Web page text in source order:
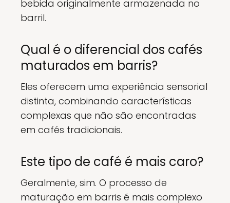
bebida originalmente armazenada no
barril.
Qual é o diferencial dos cafés
maturados em barris?
Eles oferecem uma experiência sensorial
distinta, combinando características
complexas que não são encontradas
em cafés tradicionais.
Este tipo de café é mais caro?
Geralmente, sim. O processo de
maturação em barris é mais complexo